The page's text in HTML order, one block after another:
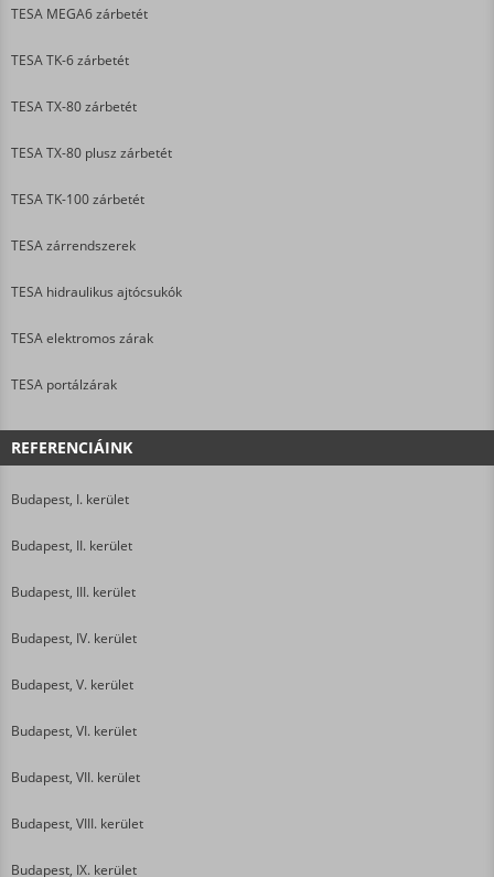
TESA MEGA6 zárbetét
TESA TK-6 zárbetét
TESA TX-80 zárbetét
TESA TX-80 plusz zárbetét
TESA TK-100 zárbetét
TESA zárrendszerek
TESA hidraulikus ajtócsukók
TESA elektromos zárak
TESA portálzárak
REFERENCIÁINK
Budapest, I. kerület
Budapest, II. kerület
Budapest, III. kerület
Budapest, IV. kerület
Budapest, V. kerület
Budapest, VI. kerület
Budapest, VII. kerület
Budapest, VIII. kerület
Budapest, IX. kerület